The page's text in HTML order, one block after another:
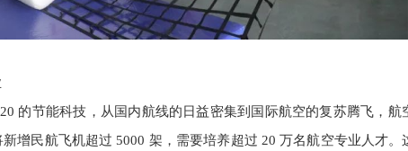
的节能科技，从国内航线的日益密集到国际航空的复苏腾飞，
增民航飞机超过 5000 架，需要培养超过 20 万名航空专业人才